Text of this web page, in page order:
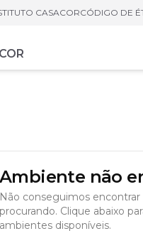
CASACORCÓDIGO DE
Ambiente não
Não conseguimos
procurando. Clique abaixo
ambientes disponíveis.